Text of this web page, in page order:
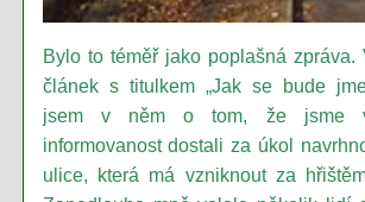
Bylo to téměř jako poplašná zpráva.
článek s titulkem „Jak se bude
jsem v něm o tom, že jsme
informovanost dostali za úkol
ulice, která má vzniknout za